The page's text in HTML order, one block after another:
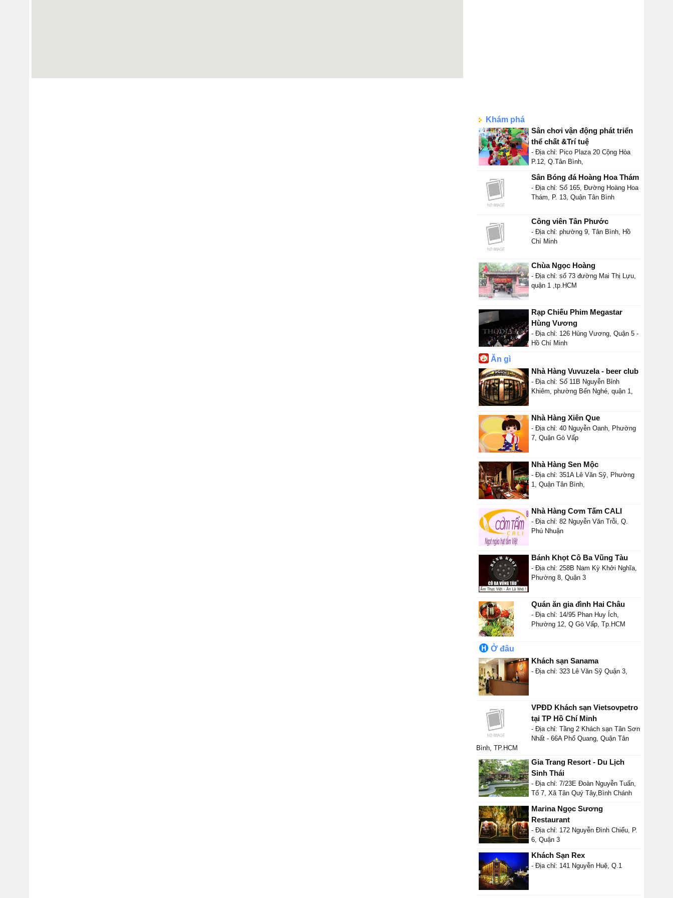
Khám phá
Sân chơi vận động phát triển
thể chất &Trí tuệ
- Địa chỉ: Pico Plaza 20 Cộng Hòa
P.12, Q.Tân Bình,
Sân Bóng đá Hoàng Hoa Thám
- Địa chỉ: Số 165, Đường Hoàng Hoa
Thám, P. 13, Quận Tân Bình
Công viên Tân Phước
- Địa chỉ: phường 9, Tân Bình, Hồ
Chí Minh
Chùa Ngọc Hoàng
- Địa chỉ: số 73 đường Mai Thị Lựu,
quận 1 ,tp.HCM
Rạp Chiếu Phim Megastar
Hùng Vương
- Địa chỉ: 126 Hùng Vương, Quận 5 -
Hồ Chí Minh
Ăn gì
Nhà Hàng Vuvuzela - beer club
- Địa chỉ: Số 11B Nguyễn Bỉnh
Khiêm, phường Bến Nghé, quận 1,
Nhà Hàng Xiên Que
- Địa chỉ: 40 Nguyễn Oanh, Phường
7, Quận Gò Vấp
Nhà Hàng Sen Mộc
- Địa chỉ: 351A Lê Văn Sỹ, Phường
1, Quận Tân Bình,
Nhà Hàng Cơm Tấm CALI
- Địa chỉ: 82 Nguyễn Văn Trỗi, Q.
Phú Nhuận
Bánh Khọt Cô Ba Vũng Tàu
- Địa chỉ: 258B Nam Kỳ Khởi Nghĩa,
Phường 8, Quận 3
Quán ăn gia đình Hai Châu
- Địa chỉ: 14/95 Phan Huy Ích,
Phường 12, Q Gò Vấp, Tp.HCM
Ở đâu
Khách sạn Sanama
- Địa chỉ: 323 Lê Văn Sỹ Quận 3,
VPĐD Khách sạn Vietsovpetro
tại TP Hồ Chí Minh
- Địa chỉ: Tầng 2 Khách sạn Tân Sơn
Nhất - 66A Phổ Quang, Quận Tân
Bình, TP.HCM
Gia Trang Resort - Du Lịch
Sinh Thái
- Địa chỉ: 7/23E Đoàn Nguyễn Tuấn,
Tổ 7, Xã Tân Quý Tây,Bình Chánh
Marina Ngọc Sương
Restaurant
- Địa chỉ: 172 Nguyễn Đình Chiểu, P.
6, Quận 3
Khách Sạn Rex
- Địa chỉ: 141 Nguyễn Huệ, Q.1